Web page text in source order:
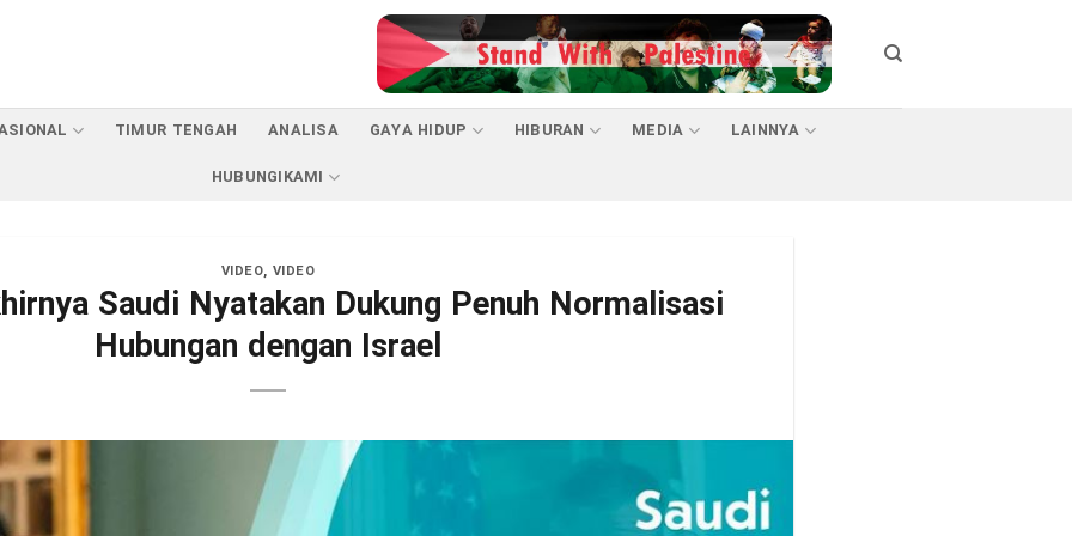
TIMUR TENGAH ANALISA GAYA HIDUP HIBURAN MEDIA
LAINNYA
HUBUNGIKAMI
VIDEO, VIDEO
Saudi Nyatakan Dukung Penuh Normalisasi
Hubungan dengan Israel